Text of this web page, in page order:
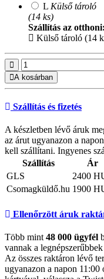
L Külső tároló
(14 ks)
Szállítás az otthoni:
Külső tároló (14
A kosárban
Szállítás és fizetés
A készletben lévő áruk
az árut ugyanazon a
kell szállítani. Ingyenes
Szállítás
Ár
GLS
2400
Csomagküldő.hu 1900
Ellenőrzött áruk
Több mint 48 000 ügyfél
vannak a
Az összes raktáron lévő
ugyanazon a napon